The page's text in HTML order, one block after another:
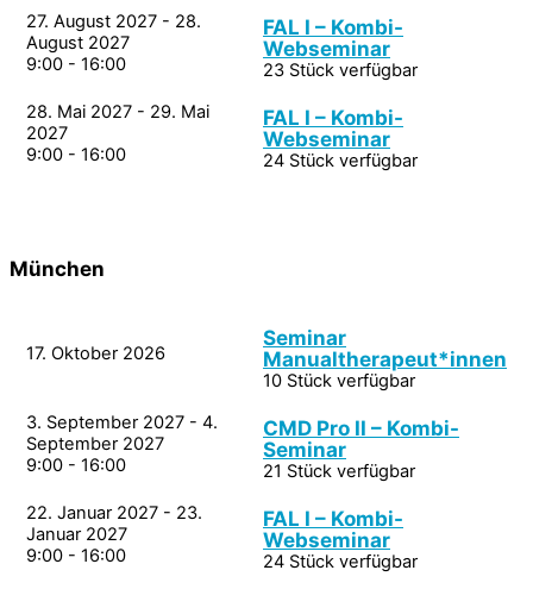
27. August 2027 - 28.
August 2027
9:00 - 16:00
FAL I – Kombi-
Webseminar
23 Stück verfügbar
28. Mai 2027 - 29. Mai
2027
9:00 - 16:00
FAL I – Kombi-
Webseminar
24 Stück verfügbar
München
17. Oktober 2026
Seminar
Manualtherapeut*innen
10 Stück verfügbar
3. September 2027 - 4.
September 2027
9:00 - 16:00
CMD Pro II – Kombi-
Seminar
21 Stück verfügbar
22. Januar 2027 - 23.
Januar 2027
9:00 - 16:00
FAL I – Kombi-
Webseminar
24 Stück verfügbar